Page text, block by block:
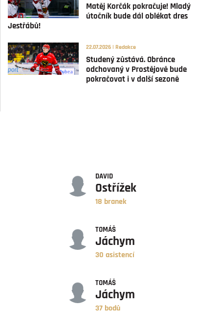
Matěj Korčák pokračuje! Mladý
útočník bude dál oblékat dres
Jestřábů!
22.07.2026 | Redakce
Studený zůstává. Obránce
odchovaný v Prostějově bude
pokračovat i v další sezoně
DAVID
Ostřížek
18 branek
TOMÁŠ
Jáchym
30 asistencí
TOMÁŠ
Jáchym
37 bodů